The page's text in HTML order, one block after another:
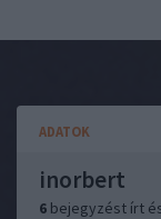
ADATOK
inorbert
6 bejegyzést írt